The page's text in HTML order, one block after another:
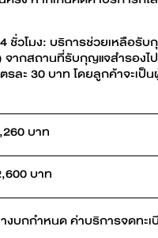
วโมง: บริการช่วยเหลือรับ
ากสถานที่รับกุญแจสำรองไ
รละ 30 บาท โดยลูกค้าจะเ
บาท
บาท
กกำหนด ค่าบริการจดทะเ